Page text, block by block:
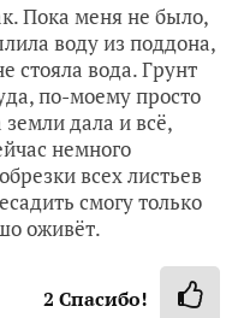
Пока меня не было,
воду из поддона,
стояла вода. Грунт
по-моему просто
дала и всё,
немного
всех листьев
смогу только
оживёт.
2 Спасибо!